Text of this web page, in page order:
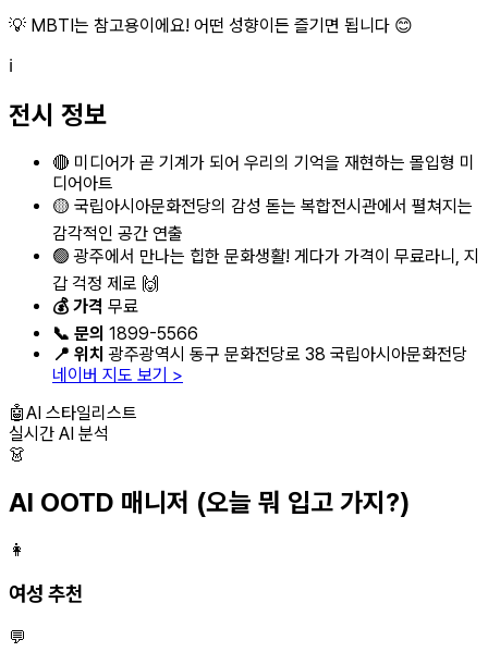
💡 MBTI는 참고용이에요! 어떤 성향이든 즐기면 됩니다 😊
ℹ️
전시 정보
🔴 미디어가 곧 기계가 되어 우리의 기억을 재현하는 몰입형 미
디어아트
🟡 국립아시아문화전당의 감성 돋는 복합전시관에서 펼쳐지는
감각적인 공간 연출
🟢 광주에서 만나는 힙한 문화생활! 게다가 가격이 무료라니, 지
갑 걱정 제로 🙌
💰 가격 무료
📞 문의 1899-5566
📍 위치 광주광역시 동구 문화전당로 38 국립아시아문화전당
네이버 지도 보기 >
🤖AI 스타일리스트
실시간 AI 분석
👗
AI OOTD 매니저 (오늘 뭐 입고 가지?)
👩
여성 추천
💬